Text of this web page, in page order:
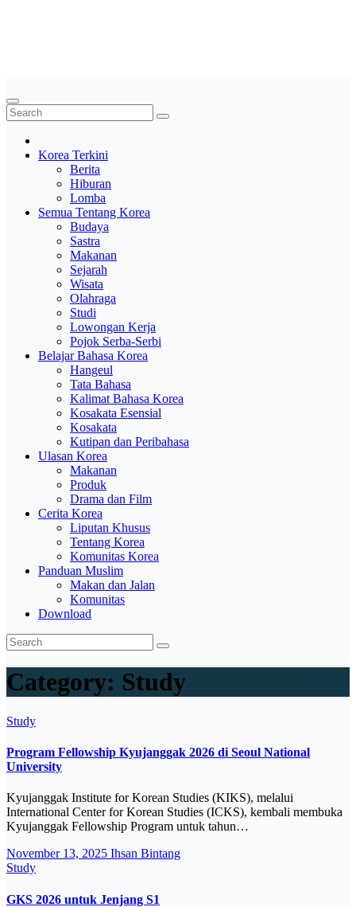
Korea Terkini
Berita
Hiburan
Lomba
Semua Tentang Korea
Budaya
Sastra
Makanan
Sejarah
Wisata
Olahraga
Studi
Lowongan Kerja
Pojok Serba-Serbi
Belajar Bahasa Korea
Hangeul
Tata Bahasa
Kalimat Bahasa Korea
Kosakata Esensial
Kosakata
Kutipan dan Peribahasa
Ulasan Korea
Makanan
Produk
Drama dan Film
Cerita Korea
Liputan Khusus
Tentang Korea
Komunitas Korea
Panduan Muslim
Makan dan Jalan
Komunitas
Download
Category: Study
Study
Program Fellowship Kyujanggak 2026 di Seoul National
University
Kyujanggak Institute for Korean Studies (KIKS), melalui
International Center for Korean Studies (ICKS), kembali membuka
Kyujanggak Fellowship Program untuk tahun…
November 13, 2025 Ihsan Bintang
Study
GKS 2026 untuk Jenjang S1